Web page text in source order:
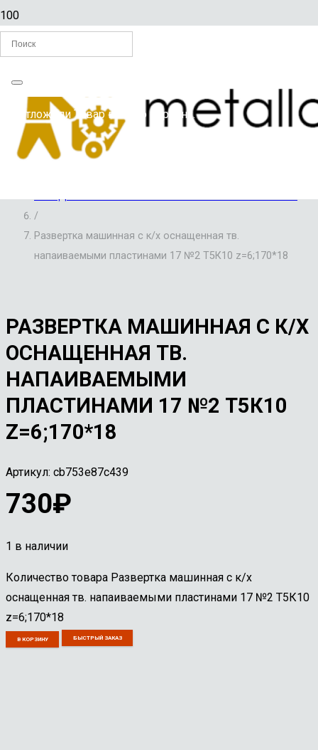
Вы отложилиТоварв свою корзину.
Главная
/
РАЗВЕРТКИ ПО МЕТАЛЛУ
/
Развертка машинная с к/х оснащенная тв.
напаиваемыми пластинами 17 №2 Т5К10 z=6;170*18
РАЗВЕРТКА МАШИННАЯ С К/Х
ОСНАЩЕННАЯ ТВ.
НАПАИВАЕМЫМИ
ПЛАСТИНАМИ 17 №2 Т5К10
Z=6;170*18
Артикул: cb753e87c439
730₽
1 в наличии
Количество товара Развертка машинная с к/х
оснащенная тв. напаиваемыми пластинами 17 №2 Т5К10
z=6;170*18
В КОРЗИНУ БЫСТРЫЙ ЗАКАЗ